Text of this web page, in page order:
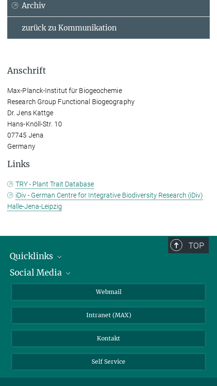
Archiv
zurück zu Kommunikation
Anschrift
Max-Planck-Institut für Biogeochemie
Research Group Functional Biogeography
Dr. Jens Kattge
Hans-Knöll-Str. 10
07745 Jena
Germany
Links
TRY - Plant Trait Database
iDiv - German Centre for Integrative Biodiversity Research (iDiv)
Halle-Jena-Leipzig
TOP
Quicklinks
IMPRS Graduiertenschule
Social Media
Webmail
Intranet (MAX)
Kontakt
Self Service